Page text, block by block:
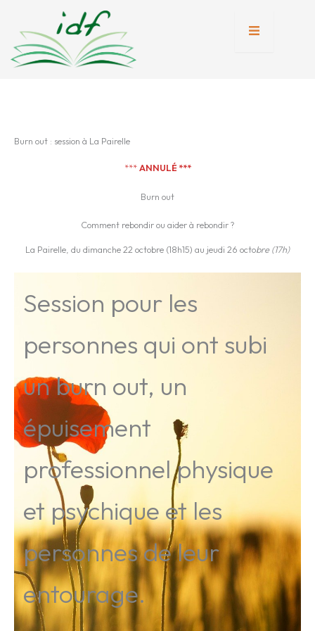
contenu
Burn out : session à La Pairelle
***ANNULÉ ***
Burn out
Comment rebondir ou aider à rebondir ?
La Pairelle, du dimanche 22 octobre (18h15) au jeudi 26 octobre (17h)
Session pour les
personnes qui ont subi
un burn out, un
épuisement
professionnel physique
et psychique et les
personnes de leur
entourage.